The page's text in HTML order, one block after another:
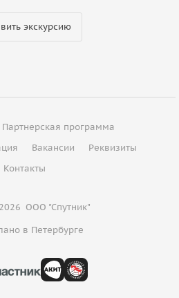
экскурсию
Партнерская программа
Вакансии
Реквизиты
Контакты
ООО "Спутник"
в Петербурге